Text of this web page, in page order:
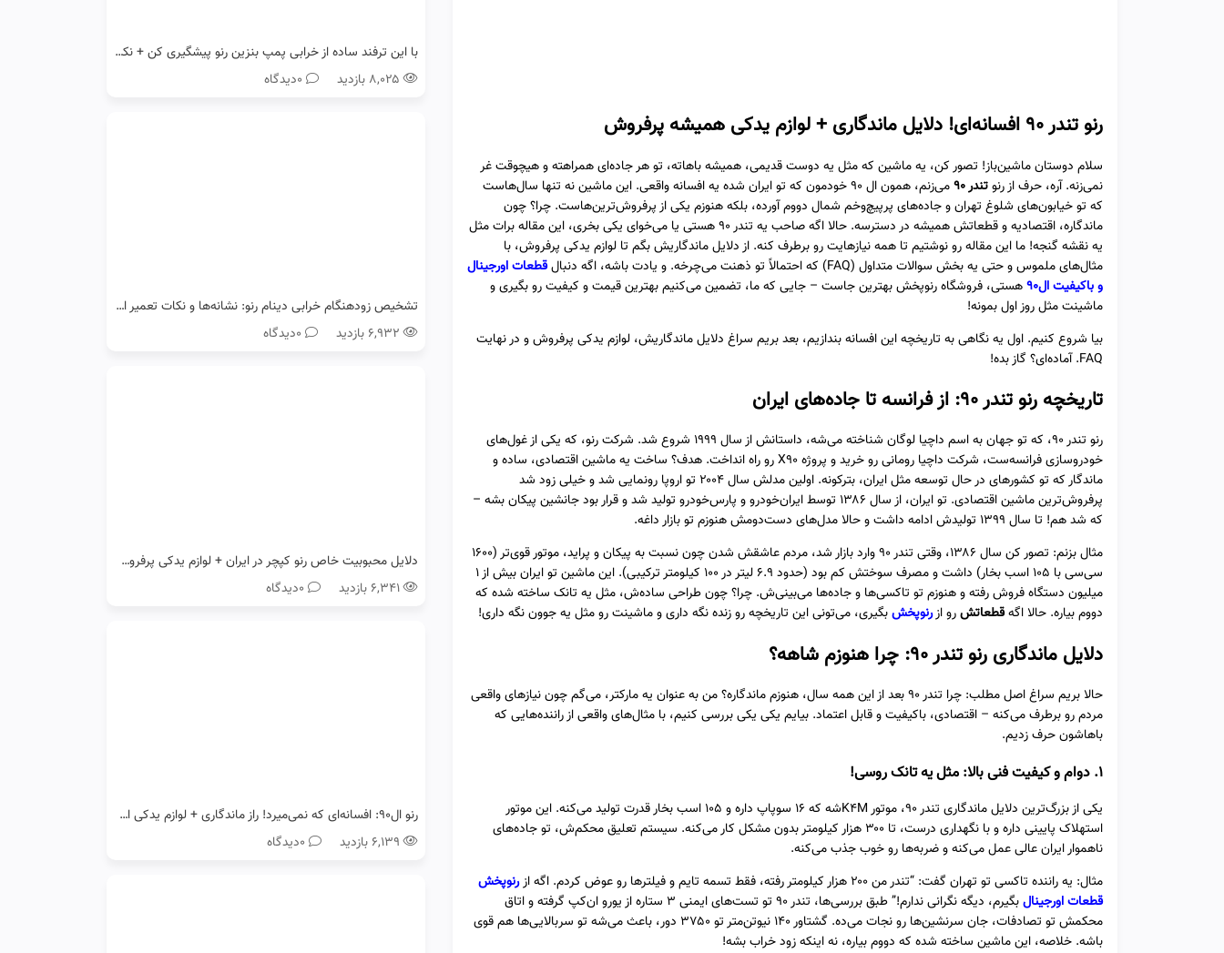
رنو تندر ۹۰ افسانه‌ای! دلایل ماندگاری + لوازم یدکی همیشه پرفروش
سلام دوستان ماشین‌باز! تصور کن، یه ماشین که مثل یه دوست قدیمی، همیشه باهاته، تو هر جاده‌ای همراهته و هیچوقت غر
نمی‌زنه. آره، حرف از رنوتندر ۹۰
می‌زنم، همون ال ۹۰ خودمون که تو ایران شده یه افسانه واقعی. این ماشین نه تنها سال‌هاست
که تو خیابون‌های شلوغ تهران و جاده‌های پرپیچ‌وخم شمال دووم آورده، بلکه هنوزم یکی از پرفروش‌ترین‌هاست. چرا؟ چون
ماندگاره، اقتصادیه و قطعاتش همیشه در دسترسه. حالا اگه صاحب یه تندر ۹۰ هستی یا می‌خوای یکی بخری، این مقاله برات مثل
یه نقشه گنجه! ما این مقاله رو نوشتیم تا همه نیازهایت رو برطرف کنه. از دلایل ماندگاریش بگم تا لوازم یدکی پرفروش، با
مثال‌های ملموس و حتی یه بخش سوالات متداول (FAQ) که احتمالاً تو ذهنت می‌چرخه. و یادت باشه، اگه دنبال
قطعات اورجینال
و باکیفیت ال90
هستی، فروشگاه رنوپخش بهترین جاست – جایی که ما، تضمین می‌کنیم بهترین قیمت و کیفیت رو بگیری و
ماشینت مثل روز اول بمونه!
بیا شروع کنیم. اول یه نگاهی به تاریخچه این افسانه بندازیم، بعد بریم سراغ دلایل ماندگاریش، لوازم یدکی پرفروش و در نهایت
FAQ. آماده‌ای؟ گاز بده!
تاریخچه رنو تندر ۹۰: از فرانسه تا جاده‌های ایران
رنو تندر ۹۰، که تو جهان به اسم داچیا لوگان شناخته می‌شه، داستانش از سال ۱۹۹۹ شروع شد. شرکت رنو، که یکی از غول‌های
خودروسازی فرانسه‌ست، شرکت داچیا رومانی رو خرید و پروژه X۹۰ رو راه انداخت. هدف؟ ساخت یه ماشین اقتصادی، ساده و
ماندگار که تو کشورهای در حال توسعه مثل ایران، بترکونه. اولین مدلش سال ۲۰۰۴ تو اروپا رونمایی شد و خیلی زود شد
پرفروش‌ترین ماشین اقتصادی. تو ایران، از سال ۱۳۸۶ توسط ایران‌خودرو و پارس‌خودرو تولید شد و قرار بود جانشین پیکان بشه –
که شد هم! تا سال ۱۳۹۹ تولیدش ادامه داشت و حالا مدل‌های دست‌دومش هنوزم تو بازار داغه.
مثال بزنم: تصور کن سال ۱۳۸۶، وقتی تندر ۹۰ وارد بازار شد، مردم عاشقش شدن چون نسبت به پیکان و پراید، موتور قوی‌تر (۱۶۰۰
سی‌سی با ۱۰۵ اسب بخار) داشت و مصرف سوختش کم بود (حدود ۶.۹ لیتر در ۱۰۰ کیلومتر ترکیبی). این ماشین تو ایران بیش از ۱
میلیون دستگاه فروش رفته و هنوزم تو تاکسی‌ها و جاده‌ها می‌بینی‌ش. چرا؟ چون طراحی ساده‌ش، مثل یه تانک ساخته شده که
دووم بیاره. حالا اگهقطعاتشرو ازرنوپخشبگیری، می‌تونی این تاریخچه رو زنده نگه داری و ماشینت رو مثل یه جوون نگه داری!
دلایل ماندگاری رنو تندر ۹۰: چرا هنوزم شاهه؟
حالا بریم سراغ اصل مطلب: چرا تندر ۹۰ بعد از این همه سال، هنوزم ماندگاره؟ من به عنوان یه مارکتر، می‌گم چون نیازهای واقعی
مردم رو برطرف می‌کنه – اقتصادی، باکیفیت و قابل اعتماد. بیایم یکی یکی بررسی کنیم، با مثال‌های واقعی از راننده‌هایی که
باهاشون حرف زدیم.
۱. دوام و کیفیت فنی بالا: مثل یه تانک روسی!
یکی از بزرگ‌ترین دلایل ماندگاری تندر ۹۰، موتور K۴M‌شه که ۱۶ سوپاپ داره و ۱۰۵ اسب بخار قدرت تولید می‌کنه. این موتور
استهلاک پایینی داره و با نگهداری درست، تا ۳۰۰ هزار کیلومتر بدون مشکل کار می‌کنه. سیستم تعلیق محکم‌ش، تو جاده‌های
ناهموار ایران عالی عمل می‌کنه و ضربه‌ها رو خوب جذب می‌کنه.
مثال: یه راننده تاکسی تو تهران گفت: “تندر من ۲۰۰ هزار کیلومتر رفته، فقط تسمه تایم و فیلترها رو عوض کردم. اگه از
رنوپخش
قطعات اورجینال
بگیرم، دیگه نگرانی ندارم!” طبق بررسی‌ها، تندر ۹۰ تو تست‌های ایمنی ۳ ستاره از یورو ان‌کپ گرفته و اتاق
محکمش تو تصادفات، جان سرنشین‌ها رو نجات می‌ده. گشتاور ۱۴۰ نیوتن‌متر تو ۳۷۵۰ دور، باعث می‌شه تو سربالایی‌ها هم قوی
باشه. خلاصه، این ماشین ساخته شده که دووم بیاره، نه اینکه زود خراب بشه!
با این ترفند ساده از خرابی پمپ بنزین رنو پیشگیری کن + نکات طلایی
۸,۰۲۵ بازدید
0دیدگاه
تشخیص زودهنگام خرابی دینام رنو: نشانه‌ها و نکات تعمیر ارزان
۶,۹۳۲ بازدید
0دیدگاه
دلایل محبوبیت خاص رنو کپچر در ایران + لوازم یدکی پرفروش آن
۶,۳۴۱ بازدید
0دیدگاه
رنو ال۹۰: افسانه‌ای که نمی‌میرد! راز ماندگاری + لوازم یدکی اصل رنو ال90
۶,۱۳۹ بازدید
0دیدگاه